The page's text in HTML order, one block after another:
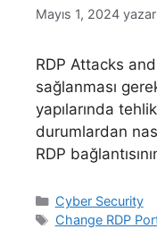
Mayıs 1, 2024 yazar
RDP Attacks
sağlanması
yapılarında
durumlardan
RDP
Kategoriler
Cyber Security
Etiketler
Change RDP